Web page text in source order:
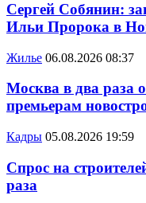
Сергей Собянин:
Ильи Пророка в
Жилье 06.08.2026 08:37
Москва в два раза
премьерам
Кадры 05.08.2026 19:59
Спрос на
раза